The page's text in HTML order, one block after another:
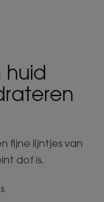
huid
fijne lijntjes van
dof is.